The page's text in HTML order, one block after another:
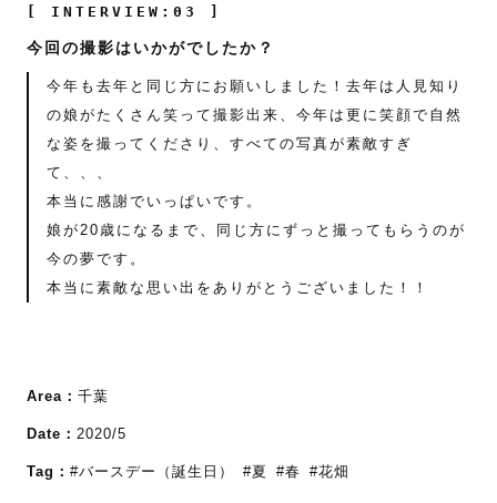
[ INTERVIEW:03 ]
今回の撮影はいかがでしたか？
今年も去年と同じ方にお願いしました！去年は人見知り
の娘がたくさん笑って撮影出来、今年は更に笑顔で自然
な姿を撮ってくださり、すべての写真が素敵すぎ
て、、、
本当に感謝でいっぱいです。
娘が20歳になるまで、同じ方にずっと撮ってもらうのが
今の夢です。
本当に素敵な思い出をありがとうございました！！
Area： 千葉
Date： 2020/5
Tag： #バースデー（誕生日） #夏 #春 #花畑